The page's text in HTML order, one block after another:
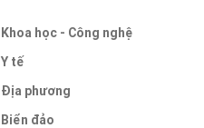
Khoa học - Công nghệ
Y tế
Địa phương
Biển đảo